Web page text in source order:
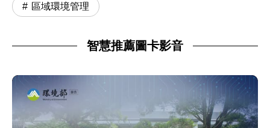
區域環境管理
智慧推薦圖卡影音